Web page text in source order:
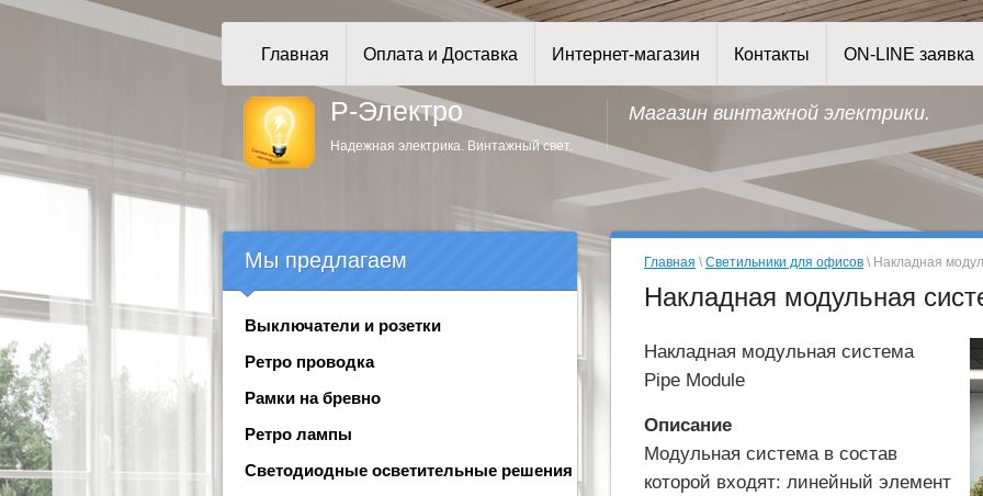
Главная Оплата и Доставка Интернет-магазин Контакты ON-LINE заявка
Р-Электро
Надежная электрика. Винтажный свет.
Магазин винтажной электрики.
Мы предлагаем
Выключатели и розетки
Ретро проводка
Рамки на бревно
Ретро лампы
Светодиодные осветительные решения
Главная \ Светильники для офисов \ Накладная
Накладная модульная
Накладная модульная система
Pipe Module
Описание
Модульная система в состав
которой входят: линейный элемент